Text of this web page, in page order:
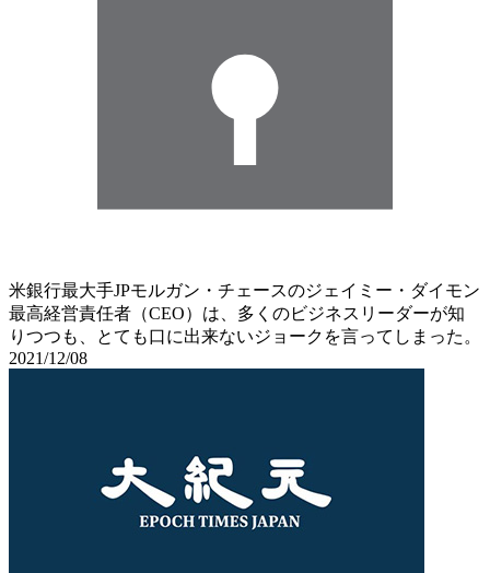
米銀行最大手JPモルガン・チェースのジェイミー・ダイモン
最高経営責任者（CEO）は、多くのビジネスリーダーが知
りつつも、とても口に出来ないジョークを言ってしまった。
2021/12/08